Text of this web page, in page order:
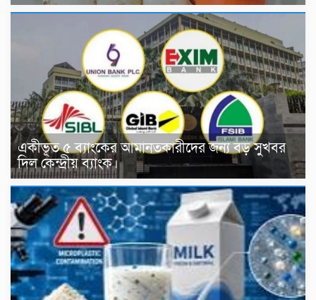
একীভূত ৫ ব্যাংকের আমানতকারীদের জন্য বড় সুখবর
দিল কেন্দ্রীয় ব্যাংক।